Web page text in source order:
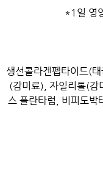
*1일 영
생선콜라겐펩타이드(
(감미료), 자일리톨(감
스 플란타럼, 비피도박